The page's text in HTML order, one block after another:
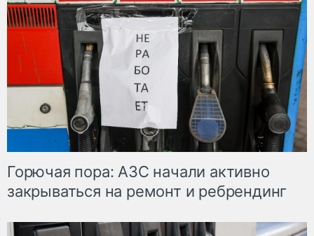
Горючая пора: АЗС начали активно
закрываться на ремонт и ребрендинг